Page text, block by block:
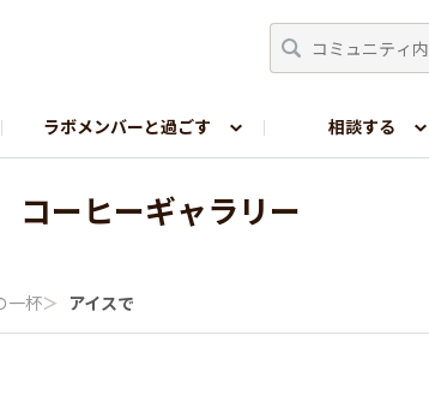
ラボメンバーと過ごす 相談する
コーヒーギャラリー
一杯＞ アイスで